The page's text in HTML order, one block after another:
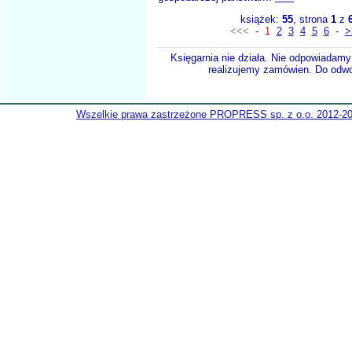
książek: 55, strona 1z
<<< - 1 2 3 4 5 6-
Księgarnia nie działa. Nie
realizujemy zamówien. Do
Wszelkie prawa zastrzeżone PROPRESS sp. z o.o. 2012-